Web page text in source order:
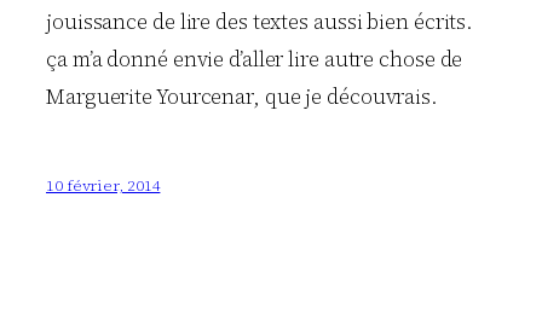
jouissance de lire des textes aussi bien écrits.
ça m’a donné envie d’aller lire autre chose de
Marguerite Yourcenar, que je découvrais.
10 février, 2014